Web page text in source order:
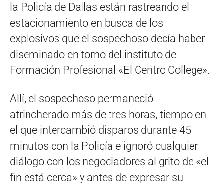
la Policía de Dallas están rastreando el
estacionamiento en busca de los
explosivos que el sospechoso decía haber
diseminado en torno del instituto de
Formación Profesional «El Centro College».
Allí, el sospechoso permaneció
atrincherado más de tres horas, tiempo en
el que intercambió disparos durante 45
minutos con la Policía e ignoró cualquier
diálogo con los negociadores al grito de «el
fin está cerca» y antes de expresar su